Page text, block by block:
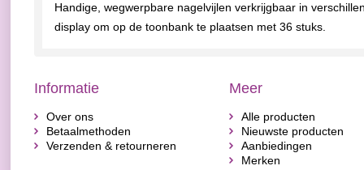
Handige, wegwerpbare nagelvijlen verkrijgbaar in
display om op de toonbank te plaatsen met 36 stuks.
Informatie
Over ons
Betaalmethoden
Verzenden & retourneren
Meer
Alle producten
Nieuwste producten
Aanbiedingen
Merken